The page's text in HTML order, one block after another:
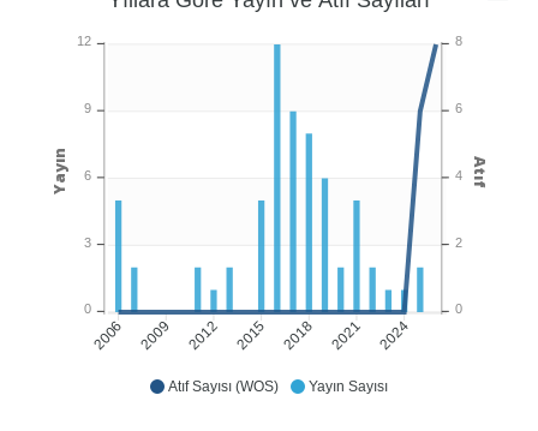
Atıf Sayısı (WOS) Yayın Sayısı
2006 2009 2012 2015 2018 2021 2024
8
6
4
2
0
Atıf
12
9
6
3
0
Yayın